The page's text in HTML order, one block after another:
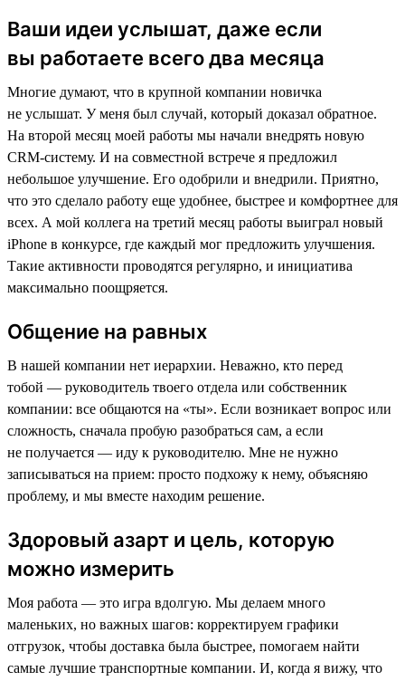
Ваши идеи услышат, даже если
вы работаете всего два месяца
Многие думают, что в крупной компании новичка
не услышат. У меня был случай, который доказал обратное.
На второй месяц моей работы мы начали внедрять новую
CRM-систему. И на совместной встрече я предложил
небольшое улучшение. Его одобрили и внедрили. Приятно,
что это сделало работу еще удобнее, быстрее и комфортнее для
всех. А мой коллега на третий месяц работы выиграл новый
iPhone в конкурсе, где каждый мог предложить улучшения.
Такие активности проводятся регулярно, и инициатива
максимально поощряется.
Общение на равных
В нашей компании нет иерархии. Неважно, кто перед
тобой — руководитель твоего отдела или собственник
компании: все общаются на «ты». Если возникает вопрос или
сложность, сначала пробую разобраться сам, а если
не получается — иду к руководителю. Мне не нужно
записываться на прием: просто подхожу к нему, объясняю
проблему, и мы вместе находим решение.
Здоровый азарт и цель, которую
можно измерить
Моя работа — это игра вдолгую. Мы делаем много
маленьких, но важных шагов: корректируем графики
отгрузок, чтобы доставка была быстрее, помогаем найти
самые лучшие транспортные компании. И, когда я вижу, что